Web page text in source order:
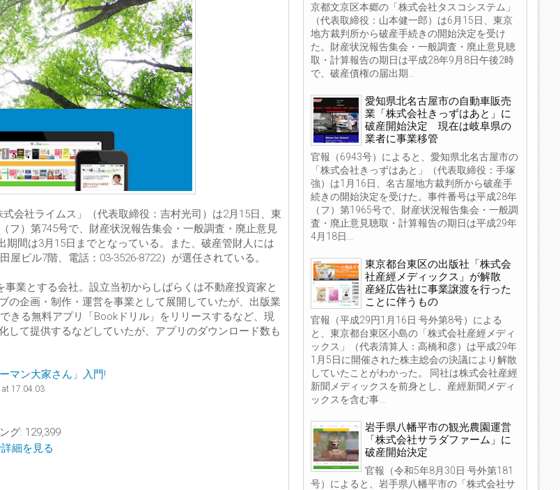
会社ライムス」（代表取締役：吉村光司）は2月15日、東
フ）第745号で、財産状況報告集会・一般調査・廃止意見
間は3月15日までとなっている。また、破産管財人には
ビル7階、電話：03-3526-8722）が選任されている。
業とする会社。設立当初からしばらくは不動産投資家と
の企画・制作・運営を事業として展開していたが、出版業
きる無料アプリ「Bookドリル」をリリースするなど、現
て提供するなどしていたが、アプリのダウンロード数も
マン大家さん」入門!
at 17.04.03
グ: 129,399
細を見る
京都文京区本郷の「株式会社タスコシステム」
（代表取締役：山本健一郎）は6月15日、東京
地方裁判所から破産手続きの開始決定を受け
た。財産状況報告集会・一般調査・廃止意見聴
取・計算報告の期日は平成28年9月8日午後2時
で、破産債権の届出期...
愛知県北名古屋市の自動車販売
業「株式会社きっずはあと」に
破産開始決定 現在は岐阜県の
業者に事業移管
官報（6943号）によると、愛知県北名古屋市の
「株式会社きっずはあと」（代表取締役：手塚
強）は1月16日、名古屋地方裁判所から破産手
続きの開始決定を受けた。事件番号は平成28年
（フ）第1965号で、財産状況報告集会・一般調
査・廃止意見聴取・計算報告の期日は平成29年
4月18日...
東京都台東区の出版社「株式会
社産經メディックス」が解散
産経広告社に事業譲渡を行った
ことに伴うもの
官報（平成29円1月16日 号外第8号）による
と、東京都台東区小島の「株式会社産經メディ
ックス」（代表清算人：高橋和彦）は平成29年
1月5日に開催された株主総会の決議により解散
していたことがわかった。 同社は株式会社産經
新聞メディックスを前身とし、産經新聞メディ
ックスを含む事...
岩手県八幡平市の観光農園運営
「株式会社サラダファーム」に
破産開始決定
官報（令和5年8月30日 号外第181
号）によると、岩手県八幡平市の「株式会社サ